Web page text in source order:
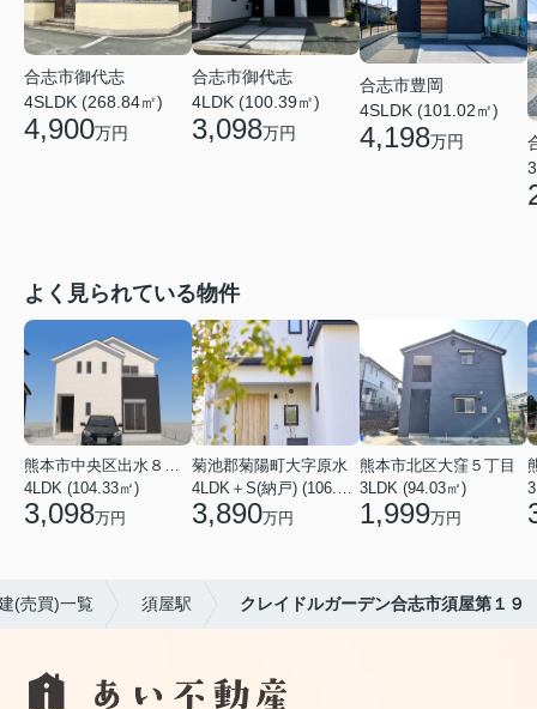
合志市御代志
4SLDK (268.84㎡)
4,900万円
合志市御代志
4LDK (100.39㎡)
3,098万円
合志市豊岡
4SLDK (101.02㎡)
4,198万円
よく見られている物件
熊本市中央区出水８丁目
4LDK (104.33㎡)
3,098万円
菊池郡菊陽町大字原水
4LDK＋S(納戸) (106.82㎡)
3,890万円
熊本市北区大窪５丁目
3LDK (94.03㎡)
1,999万円
(売買)一覧 須屋駅 クレイドルガーデン合志市須屋第１９